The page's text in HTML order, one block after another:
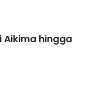
Aikima hingga